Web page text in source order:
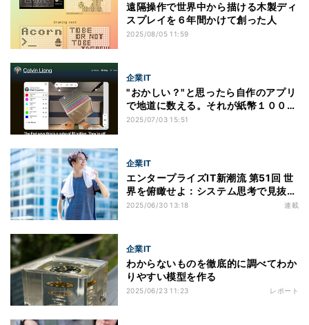
遠隔操作で世界中から描ける木製ディ
スプレイを６年間かけて創った人
2025/08/05 11:59
企業IT
"おかしい？"と思ったら自作のアプリ
で地道に数える。それが紙幣１００万
ドルであっても。
2025/07/03 15:51
企業IT
エンタープライズIT新潮流 第51回 世
界を俯瞰せよ：システム思考で見抜く
力を身に着ける
2025/06/30 13:18 連載
企業IT
わからないものを徹底的に調べてわか
りやすい模型を作る
2025/06/23 11:23 レポート